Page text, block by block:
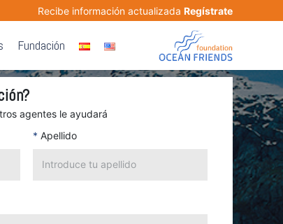
Recibe información actualizada Regístrate
Fundación
agentes le ayudará
* Apellido